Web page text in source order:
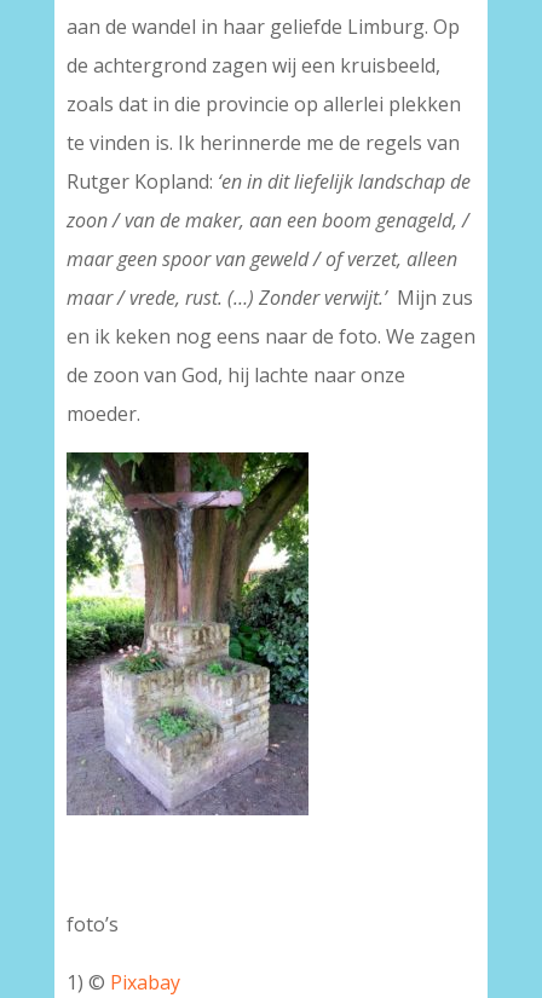
aan de wandel in haar geliefde Limburg. Op
de achtergrond zagen wij een kruisbeeld,
zoals dat in die provincie op allerlei plekken
te vinden is. Ik herinnerde me de regels van
Rutger Kopland: ‘en in dit liefelijk landschap de
zoon / van de maker, aan een boom genageld, /
maar geen spoor van geweld / of verzet, alleen
maar / vrede, rust. (…) Zonder verwijt.’Mijn zus
en ik keken nog eens naar de foto. We zagen
de zoon van God, hij lachte naar onze
moeder.
foto’s
1) © Pixabay